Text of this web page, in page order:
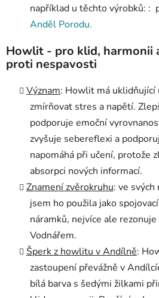
například u těchto výrobků: :
Anděl Porodu.
Howlit - pro klid, harmonii
proti nespavosti
Význam: Howlit má uklidňující
zmírňovat stres a napětí.
podporuje emoční
zvyšuje sebereflexi a
napomáhá při učení, protože
absorpci nových informací.
Znamení zvěrokruhu: ve svých
jsem ho použila jako
náramků, nejvíce ale
Vodnářem.
Šperk z howlitu v Andílně:
zastoupení převážně v
bílá barva s šedými žilkami